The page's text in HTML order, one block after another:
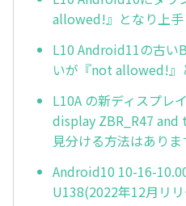
allowed!』となり上手
L10 Android11の古い
いが『not allowed!』
L10A の新ディスプレ
display ZBR_R47 and
見分ける方法はありま
Android10 10-16-
U138(2022年12月リ